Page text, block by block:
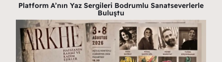
Platform A’nın Yaz Sergileri Bodrumlu Sanatseverlerle
Buluştu